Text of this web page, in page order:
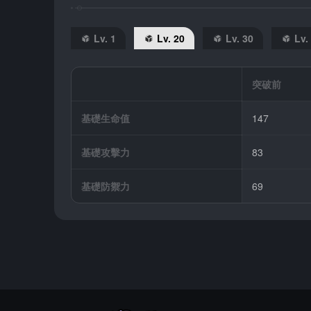
Lv. 1 Lv. 20 Lv. 30 Lv.
突破前
基礎生命值 147
基礎攻擊力 83
基礎防禦力 69